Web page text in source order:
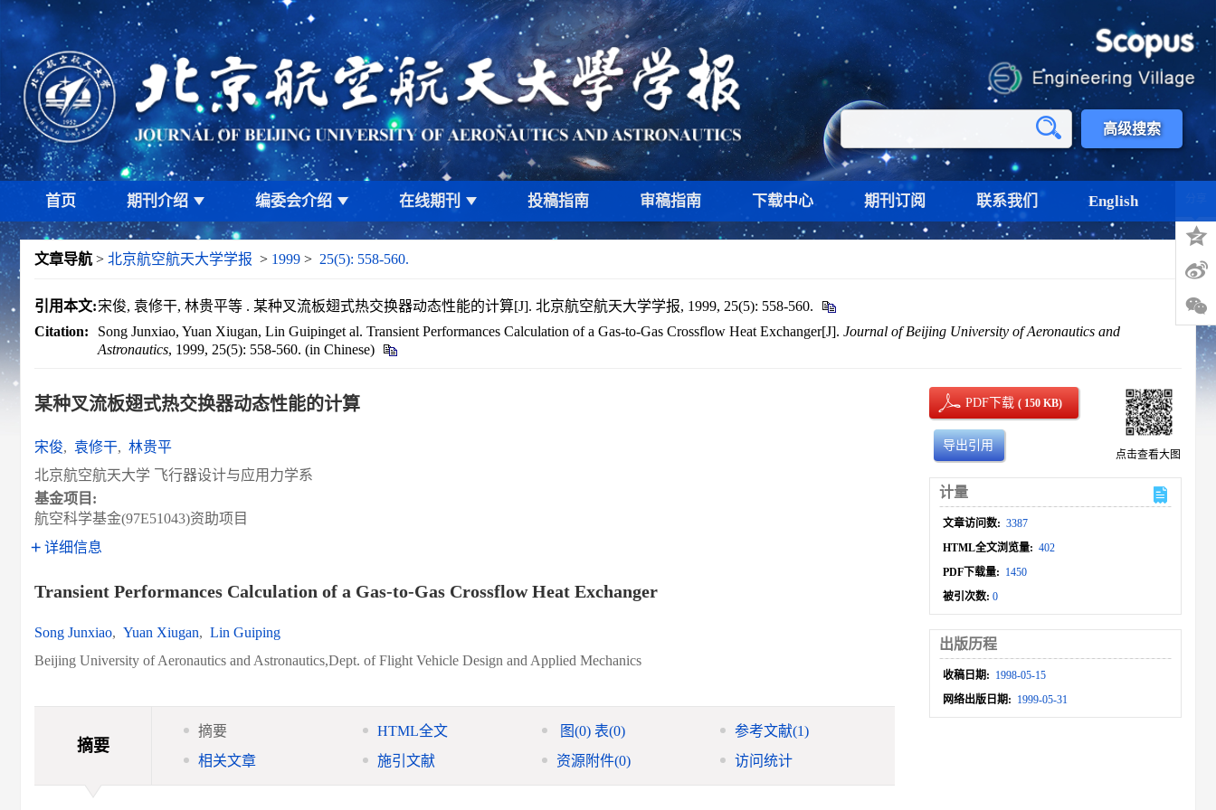
高级搜索
首页 期刊介绍 编委会介绍 在线期刊 投稿指南 审稿指南 下载中心 期刊订阅 联系我们 English
文章导航 > 北京航空航天大学学报 > 1999 > 25(5): 558-560.
引用本文:宋俊, 袁修干, 林贵平等 . 某种叉流板翅式热交换器动态性能的计算[J]. 北京航空航天大学学报, 1999, 25(5): 558-560.
Citation:
Song Junxiao, Yuan Xiugan, Lin Guipinget al. Transient Performances Calculation of a Gas-to-Gas Crossflow Heat Exchanger[J]. Journal of Beijing University of Aeronautics and
Astronautics, 1999, 25(5): 558-560. (in Chinese)
某种叉流板翅式热交换器动态性能的计算
宋俊, 袁修干, 林贵平
北京航空航天大学 飞行器设计与应用力学系
基金项目:
航空科学基金(97E51043)资助项目
详细信息
Transient Performances Calculation of a Gas-to-Gas Crossflow Heat Exchanger
Song Junxiao, Yuan Xiugan, Lin Guiping
Beijing University of Aeronautics and Astronautics,Dept. of Flight Vehicle Design and Applied Mechanics
摘要
摘要 HTML全文 图(0)表(0) 参考文献(1)
相关文章
施引文献 资源附件(0) 访问统计
PDF下载( 150 KB)
导出引用
点击查看大图
计量
文章访问数: 3387
HTML全文浏览量: 402
PDF下载量: 1450
被引次数:0
出版历程
收稿日期: 1998-05-15
网络出版日期: 1999-05-31